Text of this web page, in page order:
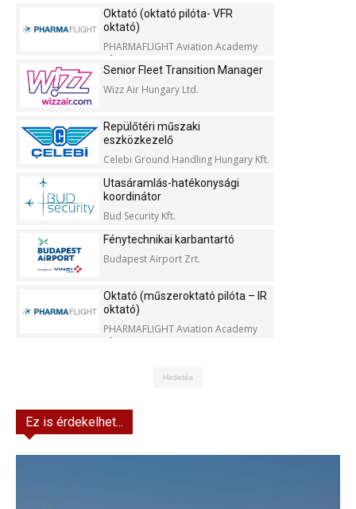
Oktató (oktató pilóta- VFR
oktató)
PHARMAFLIGHT Aviation Academy
Kft.
Senior Fleet Transition Manager
Wizz Air Hungary Ltd.
Repülőtéri műszaki
eszközkezelő
Celebi Ground Handling Hungary Kft.
Utasáramlás-hatékonysági
koordinátor
Bud Security Kft.
Fénytechnikai karbantartó
Budapest Airport Zrt.
Oktató (műszeroktató pilóta – IR
oktató)
PHARMAFLIGHT Aviation Academy
Kft.
Hirdetés
Ez is érdekelhet...